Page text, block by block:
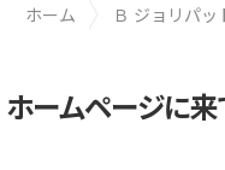
ホーム
Ｂ ジョリパッ
ホームページに